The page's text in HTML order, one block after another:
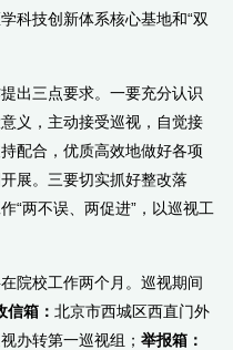
科技创新体系核心基地和“双
出三点要求。一要充分认识
义，主动接受巡视，自觉接
配合，优质高效地做好各项
展。三要切实抓好整改落
“两不误、两促进”，以巡视工
院校工作两个月。巡视期间
信箱： 北京市西城区西直门外
办转第一巡视组； 举报箱：